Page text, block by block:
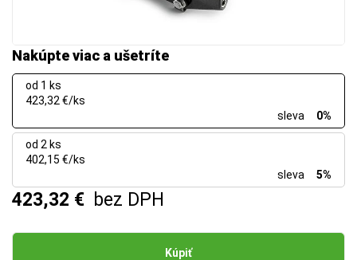
Nakúpte viac a ušetríte
od 1 ks
423,32 €/ks
sleva
0%
od 2 ks
402,15 €/ks
sleva
5%
423,32 € bez DPH
Kúpiť